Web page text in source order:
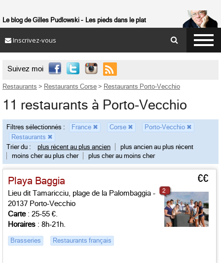
Le blog de Gilles Pudlowski Les pieds dans le plat
Inscrivez-vous
Suivez moi 
Restaurants > Restaurants Corse > Restaurants Porto-Vecchio
11 restaurants à Porto-Vecchio
Filtres sélectionnés : France ✖ Corse ✖ Porto-Vecchio ✖
Restaurants ✖
Trier du :
plus récent au plus ancien
plus ancien au plus récent
moins cher au plus cher
plus cher au moins cher
Playa Baggia €€
Lieu dit Tamaricciu, plage de la Palombaggia -
20137 Porto-Vecchio
Carte: 25-55 €.
Horaires : 8h-21h.
2
Brasseries Restaurants français